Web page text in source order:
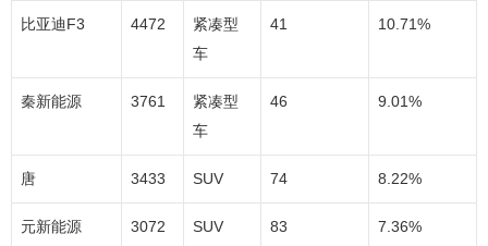
比亚迪F3 4472
紧凑型
车
41 10.71%
秦新能源 3761
紧凑型
车
46 9.01%
唐 3433 SUV 74 8.22%
元新能源 3072 SUV 83 7.36%